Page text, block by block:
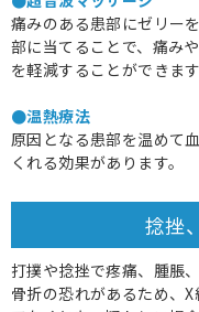
痛みのある患部にゼリー
部に当てることで、痛み
を軽減することができます
●温熱療法
原因となる患部を温めて
くれる効果があります。
捻挫
打撲や捻挫で疼痛、腫脹
骨折の恐れがあるため、